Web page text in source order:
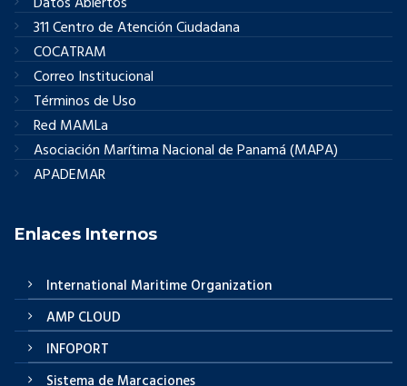
311 Centro de Atención Ciudadana
COCATRAM
Correo Institucional
Términos de Uso
Red MAMLa
Asociación Marítima Nacional de Panamá (MAPA)
APADEMAR
Enlaces Internos
International Maritime Organization
AMP CLOUD
INFOPORT
Sistema de Marcaciones